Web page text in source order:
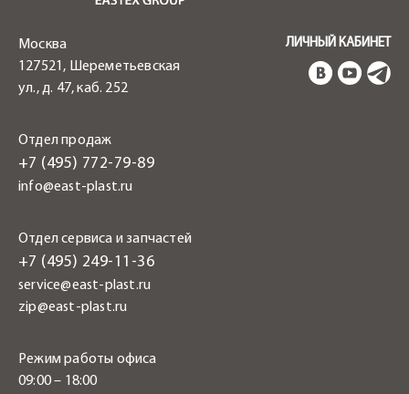
Москва
127521, Шереметьевская
ул., д. 47, каб. 252
Отдел продаж
+7 (495) 772-79-89
info@east-plast.ru
Отдел сервиса и запчастей
+7 (495) 249-11-36
service@east-plast.ru
zip@east-plast.ru
Режим работы офиса
09:00 – 18:00
ЛИЧНЫЙ КАБИНЕТ